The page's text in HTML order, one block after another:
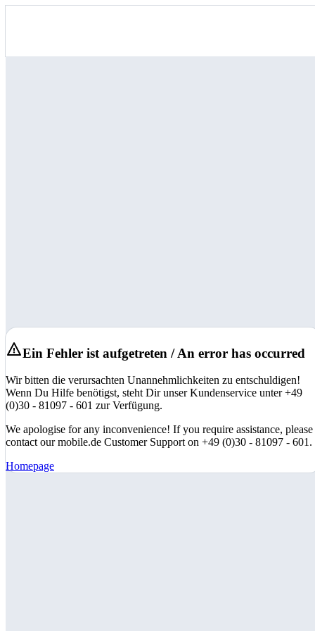
Ein Fehler ist aufgetreten / An error has occurred
Wir bitten die verursachten Unannehmlichkeiten zu entschuldigen!
Wenn Du Hilfe benötigst, steht Dir unser Kundenservice unter +49
(0)30 - 81097 - 601 zur Verfügung.
We apologise for any inconvenience! If you require assistance, please
contact our mobile.de Customer Support on +49 (0)30 - 81097 - 601.
Homepage